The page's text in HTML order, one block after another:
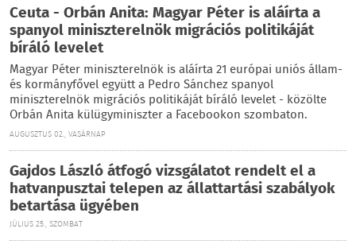
Ceuta - Orbán Anita: Magyar Péter is aláírta a
spanyol miniszterelnök migrációs politikáját
bíráló levelet
Magyar Péter miniszterelnök is aláírta 21 európai uniós állam-
és kormányfővel együtt a Pedro Sánchez spanyol
miniszterelnök migrációs politikáját bíráló levelet - közölte
Orbán Anita külügyminiszter a Facebookon szombaton.
AUGUSZTUS 02., VASÁRNAP
Gajdos László átfogó vizsgálatot rendelt el a
hatvanpusztai telepen az állattartási szabályok
betartása ügyében
JÚLIUS 25., SZOMBAT